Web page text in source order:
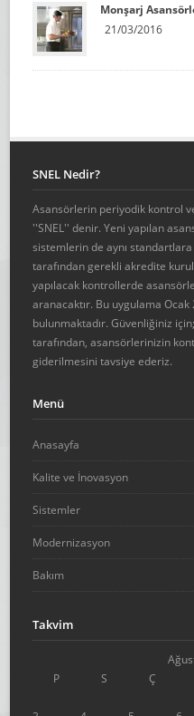
Monşarj
21/03/2016
SNEL Nedir?
Asansörlerin periyodik kontrol
''SNEL'' denir. Yeni yapılan
sistemlerin de aynı standartlara
tarafından gerekli akredite
yapılacak kontrollerde
aranacaktır. Bu uygulama
bulunmaktadır. Güvenliğiniz
tarafından, asansörlerinizin
giderilmesini tavsiye ederiz.
Menü
Anasayfa
Kalite ve İnovasyon
Sistemler
Modernizasyon
Bakım
Takvim
P
S Ç